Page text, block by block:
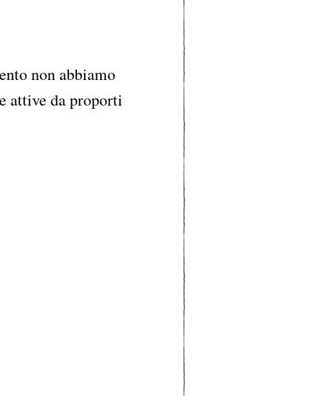
non abbiamo
attive da proporti